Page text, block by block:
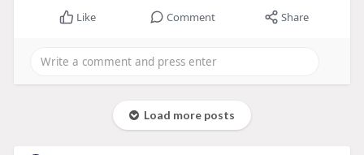
Like Comment Share
Load more posts